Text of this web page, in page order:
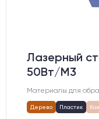
Лазерный
50Вт/М3
Материалы для
Дерево Пластик